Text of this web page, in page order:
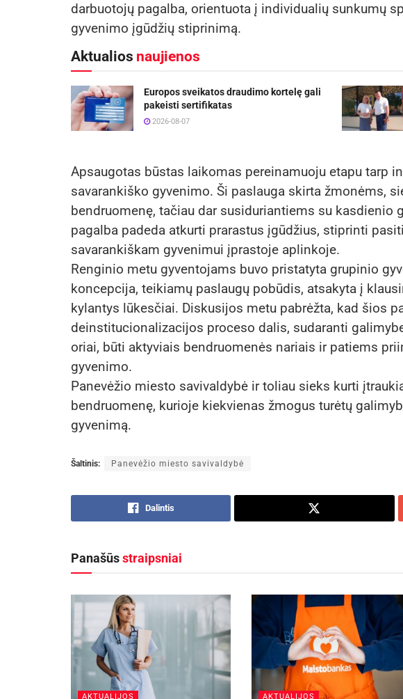
darbuotojų pagalba, orientuota į individualių sunkumų
gyvenimo įgūdžių stiprinimą.
Aktualios naujienos
Europos sveikatos draudimo kortelę gali
pakeisti sertifikatas
2026-08-07
Apsaugotas būstas laikomas pereinamuoju etapu tarp
savarankiško gyvenimo. Ši paslauga skirta žmonėms,
bendruomenę, tačiau dar susiduriantiems su kasdienio
pagalba padeda atkurti prarastus įgūdžius, stiprinti
savarankiškam gyvenimui įprastoje aplinkoje.
Renginio metu gyventojams buvo pristatyta grupinio
koncepcija, teikiamų paslaugų pobūdis, atsakyta į
kylantys lūkesčiai. Diskusijos metu pabrėžta, kad šios
deinstitucionalizacijos proceso dalis, sudaranti
oriai, būti aktyviais bendruomenės nariais ir patiems
gyvenimo.
Panevėžio miesto savivaldybė ir toliau sieks kurti
bendruomenę, kurioje kiekvienas žmogus turėtų
gyvenimą.
Šaltinis: Panevėžio miesto savivaldybė
Dalintis
Panašūsstraipsniai
AKTUALIJOS AKTUALIJOS